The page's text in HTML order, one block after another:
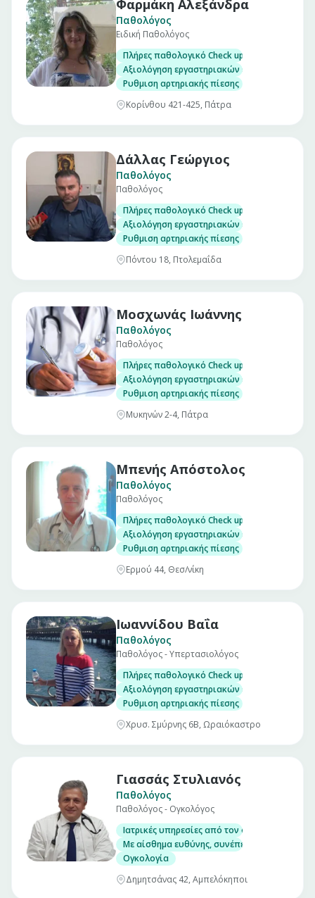
Φαρμάκη Αλεξάνδρα
Παθολόγος
Ειδική Παθολόγος
Πλήρες παθολογικό Check up σε άνδρες και
Αξιολόγηση εργαστηριακών εξετάσεων
Ρυθμιση αρτηριακής πίεσης
Κορίνθου 421-425, Πάτρα
Δάλλας Γεώργιος
Παθολόγος
Παθολόγος
Πλήρες παθολογικό Check up σε άνδρες και
Αξιολόγηση εργαστηριακών εξετάσεων
Ρυθμιση αρτηριακής πίεσης
Πόντου 18, Πτολεμαΐδα
Μοσχωνάς Ιωάννης
Παθολόγος
Παθολόγος
Πλήρες παθολογικό Check up σε άνδρες και
Αξιολόγηση εργαστηριακών εξετάσεων
Ρυθμιση αρτηριακής πίεσης
Μυκηνών 2-4, Πάτρα
Μπενής Απόστολος
Παθολόγος
Παθολόγος
Πλήρες παθολογικό Check up σε άνδρες και
Αξιολόγηση εργαστηριακών εξετάσεων
Ρυθμιση αρτηριακής πίεσης
Ερμού 44, Θεσ/νίκη
Ιωαννίδου Βαΐα
Παθολόγος
Παθολόγος - Υπερτασιολόγος
Πλήρες παθολογικό Check up σε άνδρες και
Αξιολόγηση εργαστηριακών εξετάσεων
Ρυθμιση αρτηριακής πίεσης
Χρυσ. Σμύρνης 6Β, Ωραιόκαστρο
Γιασσάς Στυλιανός
Παθολόγος
Παθολόγος - Ογκολόγος
Ιατρικές υπηρεσίες από τον dr. Στυλιανό
Με αίσθημα ευθύνης, συνέπειας,
Ογκολογία
Δημητσάνας 42, Αμπελόκηποι